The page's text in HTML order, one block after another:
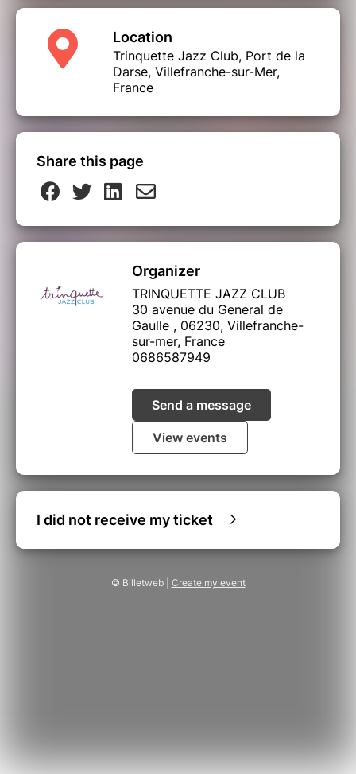
Location
Trinquette Jazz Club, Port de la
Darse, Villefranche-sur-Mer,
France
Share this page
Organizer
TRINQUETTE JAZZ CLUB
30 avenue du General de
Gaulle , 06230, Villefranche-
sur-mer, France
0686587949
Send a message
View events
I did not receive my ticket
© Billetweb | Create my event